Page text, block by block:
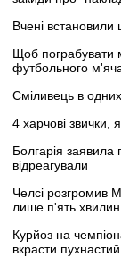
Вчені
Щоб пограбувати
футбольного
Сміливець в
4 харчові звички,
Болгарія заявила
відреагували
Челсі розгромив
лише п'ять хвилин
Курйоз на
вкрасти